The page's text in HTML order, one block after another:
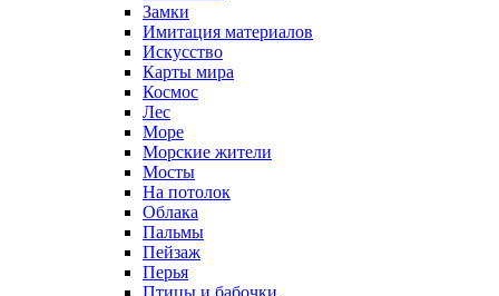
Замки
Имитация материалов
Искусство
Карты мира
Космос
Лес
Море
Морские жители
Мосты
На потолок
Облака
Пальмы
Пейзаж
Перья
Птицы и бабочки